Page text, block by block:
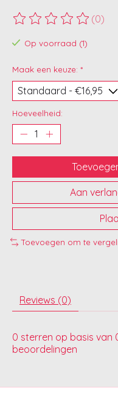
De beoordeling van dit
(0)
Op voorraad (1)
Maak een keuze: *
Hoeveelheid:
Aan
Toevoegen om te
Reviews (0)
0 sterren op basis van
beoordelingen